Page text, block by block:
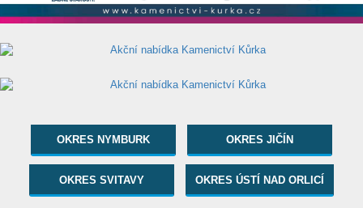
OKRES NYMBURK OKRES JIČÍN
OKRES SVITAVY OKRES ÚSTÍ NAD ORLICÍ